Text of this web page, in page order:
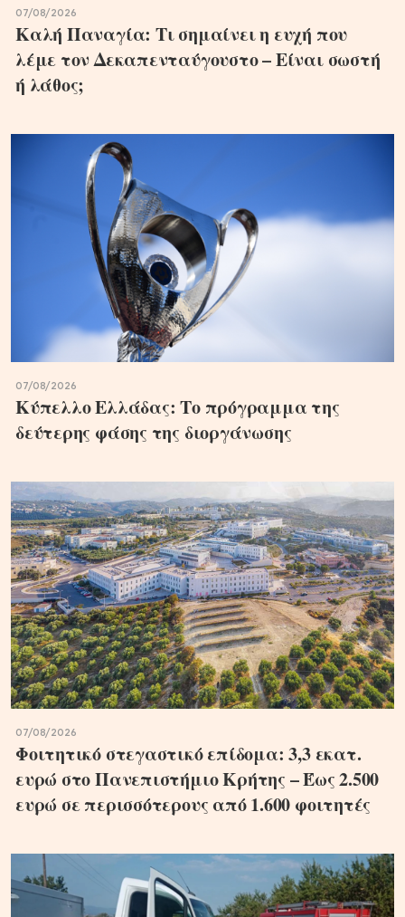
07/08/2026
Καλή Παναγία: Τι σημαίνει η ευχή που
λέμε τον Δεκαπενταύγουστο – Είναι σωστή
ή λάθος;
07/08/2026
Κύπελλο Ελλάδας: Το πρόγραμμα της
δεύτερης φάσης της διοργάνωσης
07/08/2026
Φοιτητικό στεγαστικό επίδομα: 3,3 εκατ.
ευρώ στο Πανεπιστήμιο Κρήτης – Έως 2.500
ευρώ σε περισσότερους από 1.600 φοιτητές